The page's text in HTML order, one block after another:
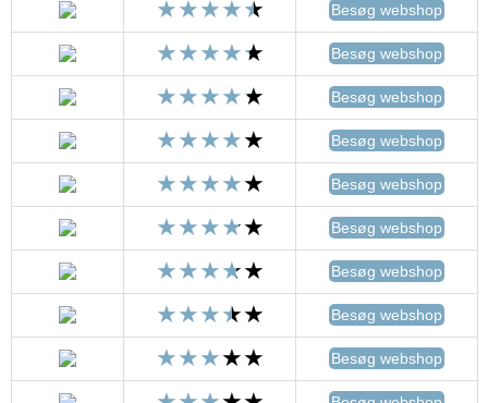
Besøg webshop
Besøg webshop
Besøg webshop
Besøg webshop
Besøg webshop
Besøg webshop
Besøg webshop
Besøg webshop
Besøg webshop